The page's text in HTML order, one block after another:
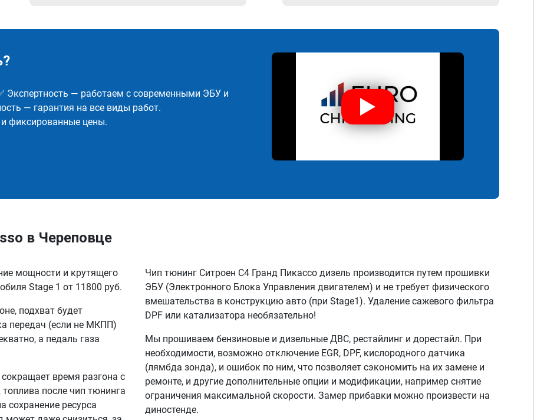
Экспертность — работаем с современными ЭБУ и
— гарантия на все виды работ.
фиксированные цены.
в Череповце
мощности и крутящего
Stage 1 от 11800 руб.
подхват будет
передач (если не МКПП)
а педаль газа
время разгона с
после чип тюнинга
сохранение ресурса
Чип тюнинг Ситроен С4 Гранд Пикассо дизель производится путем прошивки
ЭБУ (Электронного Блока Управления двигателем) и не требует физического
вмешательства в конструкцию авто (при Stage1). Удаление сажевого фильтра
DPF или катализатора необязательно!
Мы прошиваем бензиновые и дизельные ДВС, рестайлинг и дорестайл. При
необходимости, возможно отключение EGR, DPF, кислородного датчика
(лямбда зонда), и ошибок по ним, что позволяет сэкономить на их замене и
ремонте, и другие дополнительные опции и модификации, например снятие
ограничения максимальной скорости. Замер прибавки можно произвести на
диностенде.